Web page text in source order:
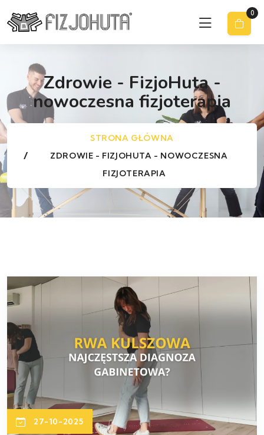
0
Zdrowie - FizjoHuta -
nowoczesna fizjoterapia
STRONA GŁÓWNA
ZDROWIE - FIZJOHUTA - NOWOCZESNA
FIZJOTERAPIA
27-10-2025